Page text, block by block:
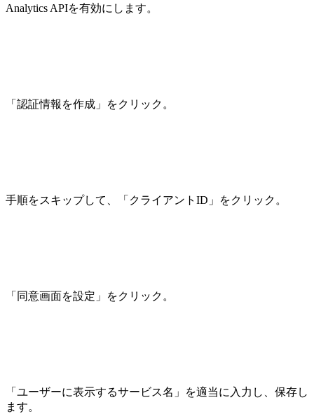
Analytics APIを有効にします。
「認証情報を作成」をクリック。
手順をスキップして、「クライアントID」をクリック。
「同意画面を設定」をクリック。
「ユーザーに表示するサービス名」を適当に入力し、保存し
ます。